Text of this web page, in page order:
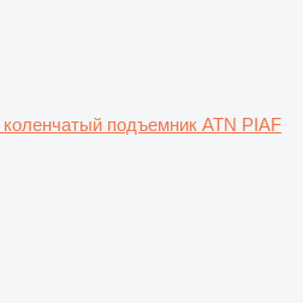
коленчатый подъемник ATN PIAF